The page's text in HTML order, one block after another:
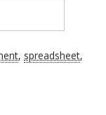
, spreadsheet,